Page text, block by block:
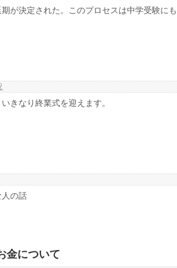
が決定された。このプロセスは中学受験にも
きなり終業式を迎えます。
の話
金について